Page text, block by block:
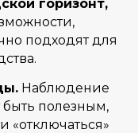
горизонт,
подходят для
Наблюдение
полезным,
«отключаться»